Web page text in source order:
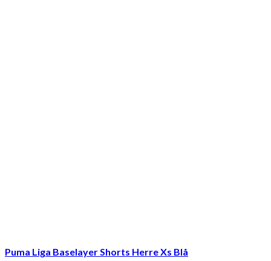
Puma Liga Baselayer Shorts Herre Xs Blå